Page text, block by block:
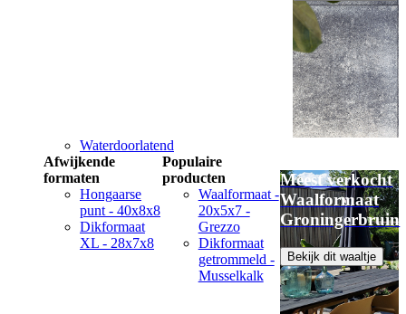
Waterdoorlatend
Afwijkende
formaten
Hongaarse
punt - 40x8x8
Dikformaat
XL - 28x7x8
Populaire
producten
Waalformaat -
20x5x7 -
Grezzo
Dikformaat
getrommeld -
Musselkalk
Meest verkocht
Waalformaat
Groningerbruin
Bekijk dit waaltje